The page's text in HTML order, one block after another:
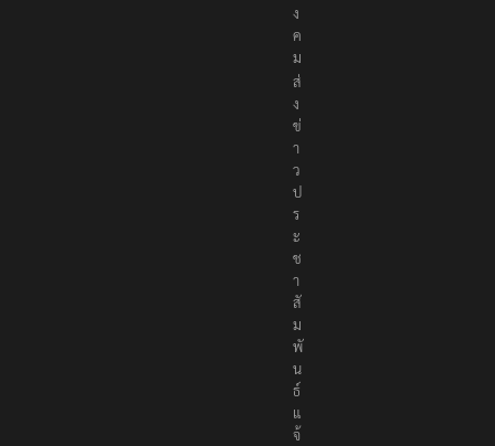
ง
ค
ม
ส่
ง
ข่
า
ว
ป
ร
ะ
ช
า
สั
ม
พั
น
ธ์
แ
จ้